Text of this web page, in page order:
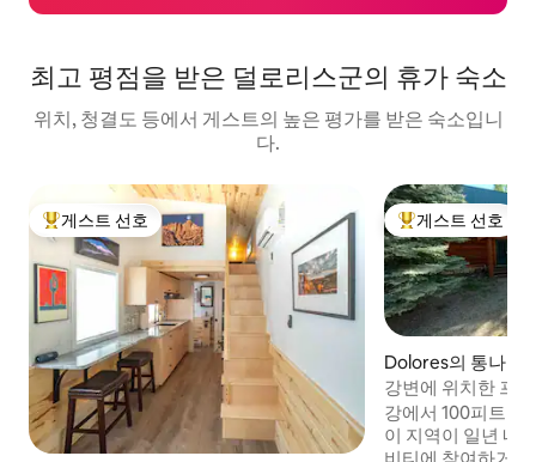
최고 평점을 받은 덜로리스군의 휴가 숙소
위치, 청결도 등에서 게스트의 높은 평가를 받은 숙소입니
다.
상위 게스트 선호
게스트 선호 상위 게스트 선호
게스트 선호
Dolores의 통나무
강변에 위치한 프
트의 오두막'
강에서 100피트
이 지역이 일년 내
비티에 참여하거